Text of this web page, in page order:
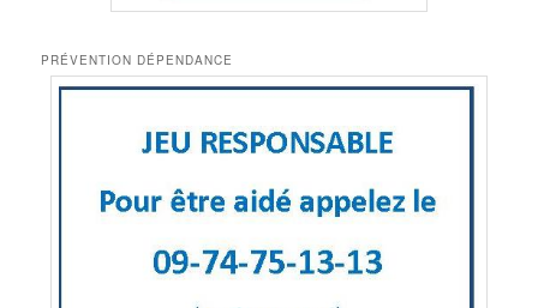
PRÉVENTION DÉPENDANCE